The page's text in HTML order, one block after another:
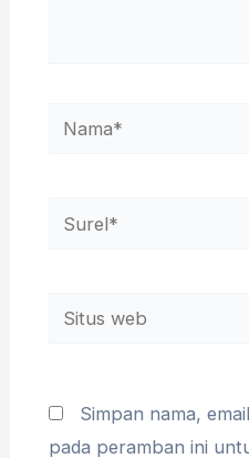
Nama*
Surel*
Situs
Simpan nama,
pada peramban ini